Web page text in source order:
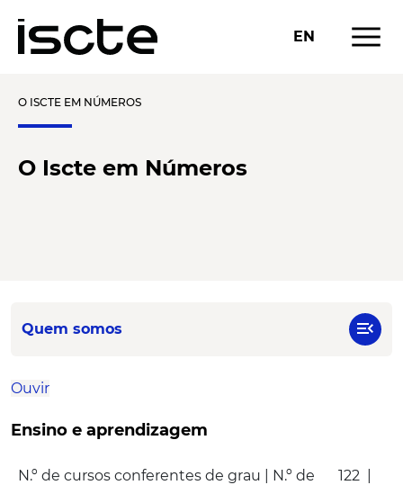
EN menu
O ISCTE EM NÚMEROS
O Iscte em Números
Quem somos menu_open
Ouvir
Ensino e aprendizagem
N.º de cursos conferentes de grau | N.º de
122 |